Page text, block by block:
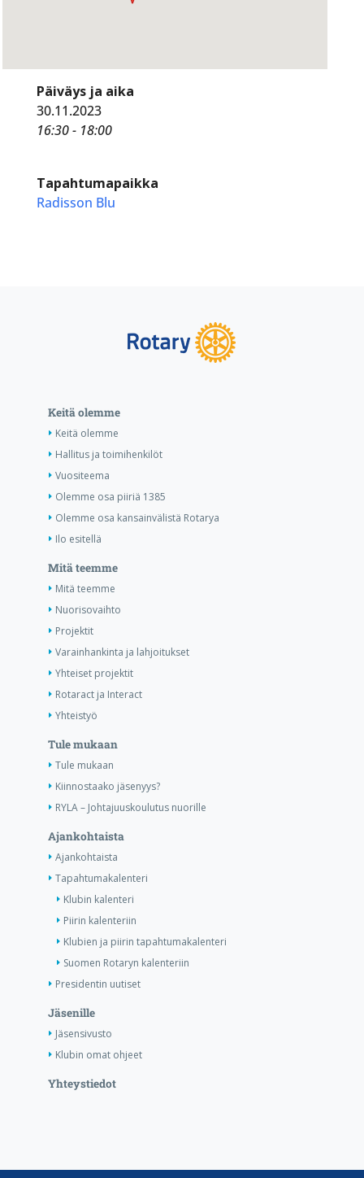
Päiväys ja aika
30.11.2023
16:30 - 18:00
Tapahtumapaikka
Radisson Blu
Keitä olemme
Keitä olemme
Hallitus ja toimihenkilöt
Vuositeema
Olemme osa piiriä 1385
Olemme osa kansainvälistä Rotarya
Ilo esitellä
Mitä teemme
Mitä teemme
Nuorisovaihto
Projektit
Varainhankinta ja lahjoitukset
Yhteiset projektit
Rotaract ja Interact
Yhteistyö
Tule mukaan
Tule mukaan
Kiinnostaako jäsenyys?
RYLA – Johtajuuskoulutus nuorille
Ajankohtaista
Ajankohtaista
Tapahtumakalenteri
Klubin kalenteri
Piirin kalenteriin
Klubien ja piirin tapahtumakalenteri
Suomen Rotaryn kalenteriin
Presidentin uutiset
Jäsenille
Jäsensivusto
Klubin omat ohjeet
Yhteystiedot